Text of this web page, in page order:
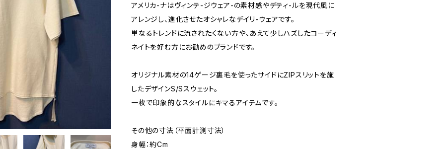
アメリカ-ナはヴィンテ-ジウェア-の素材感やデティ-ルを現代風に
アレンジし、進化させたオシャレなデイリ-ウェアです。
単なるトレンドに流されたくない方や、あえて少しハズしたコーディ
ネイトを好む方にお勧めのブランドです。
オリジナル素材の14ゲージ裏毛を使ったサイドにZIPスリットを施
したデザインS/Sスウェット。
一枚で印象的なスタイルにキマるアイテムです。
その他の寸法（平面計測寸法）
身幅：約Cm